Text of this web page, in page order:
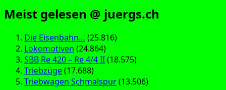
Meist gelesen @ juergs.ch
Die Eisenbahn… (25.816)
Lokomotiven (24.864)
SBB Re 420 – Re 4/4 II(18.575)
Triebzüge(17.688)
Triebwagen Schmalspur(13.506)